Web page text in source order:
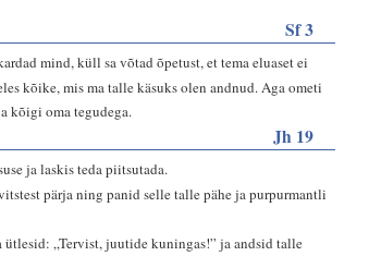
Sf 3
mind, küll sa võtad õpetust, et tema eluaset ei
kõike, mis ma talle käsuks olen andnud. Aga ometi
kõigi oma tegudega.
Jh 19
ja laskis teda piitsutada.
pärja ning panid selle talle pähe ja purpurmantli
„Tervist, juutide kuningas!” ja andsid talle